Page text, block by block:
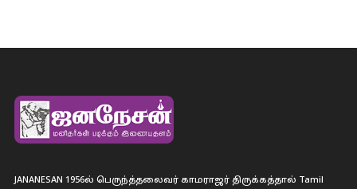
JANANESAN 1956ல் பெருந்த்தலைவர் காமராஜர் திருக்கத்தால் Tamil